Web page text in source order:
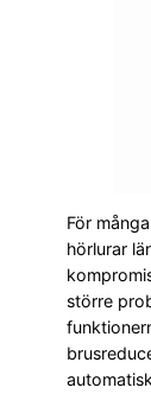
För
hörlurar
större